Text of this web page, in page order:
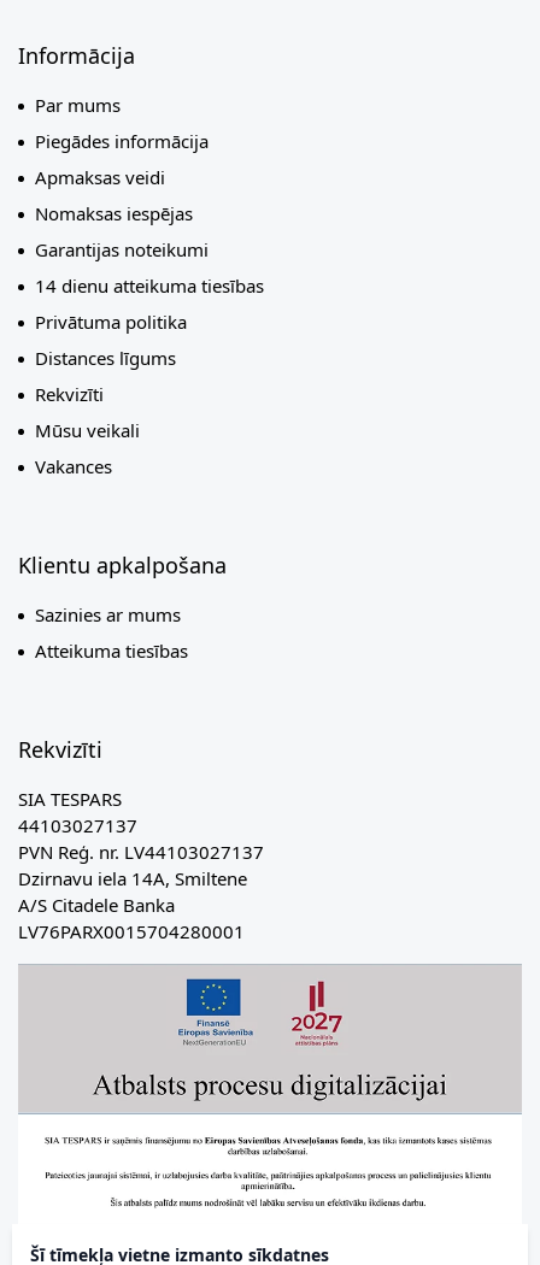
Šī tīmekļa vietne izmanto sīkdatnes
Informācija
Par mums
Piegādes informācija
Apmaksas veidi
Nomaksas iespējas
Garantijas noteikumi
14 dienu atteikuma tiesības
Privātuma politika
Distances līgums
Rekvizīti
Mūsu veikali
Vakances
Klientu apkalpošana
Sazinies ar mums
Atteikuma tiesības
Rekvizīti
SIA TESPARS
44103027137
PVN Reģ. nr. LV44103027137
Dzirnavu iela 14A, Smiltene
A/S Citadele Banka
LV76PARX0015704280001